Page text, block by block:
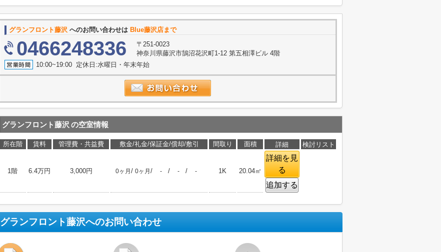
グランフロント藤沢 へのお問い合わせは Blue藤沢店まで
0466248336
〒251-0023
神奈川県藤沢市鵠沼花沢町1-12 第五相澤ビル 4階
10:00~19:00 定休日:水曜日・年末年始
グランフロント藤沢 の空室情報
所在階 賃料 管理費・共益費 敷金/礼金/保証金/償却/敷引 間取り 面積 詳細 検討リスト
1階 6.4万円 3,000円 0ヶ月 / 0ヶ月 / - / - / - 1K 20.04㎡
詳細を見
る
追加する
グランフロント藤沢へのお問い合わせ